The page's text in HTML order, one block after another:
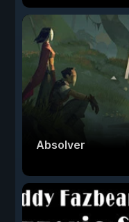
Absolver